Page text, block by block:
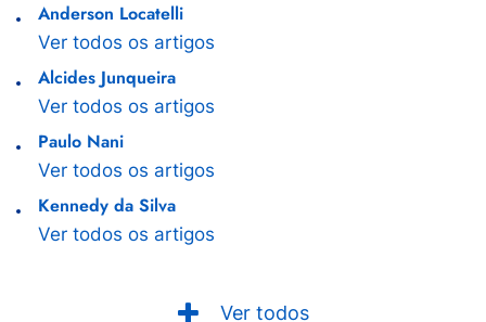
Anderson Locatelli
Ver todos os artigos
Alcides Junqueira
Ver todos os artigos
Paulo Nani
Ver todos os artigos
Kennedy da Silva
Ver todos os artigos
Ver todos